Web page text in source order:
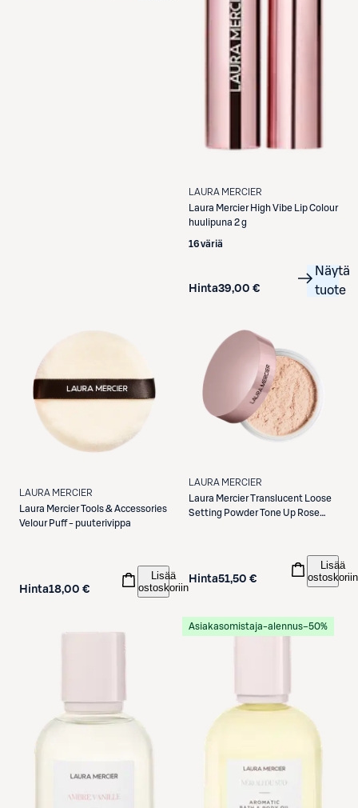
LAURA MERCIER
Laura Mercier High Vibe Lip Colour
huulipuna 2 g
16 väriä
Hinta39,00 €
Näytä
tuote
LAURA MERCIER
Laura MercierTools & Accessories
Velour Puff - puuterivippa
Hinta18,00 €
Lisää
ostoskoriin
LAURA MERCIER
Laura MercierTranslucent Loose
Setting Powder Tone Up Rose
Hinta51,50 €
Lisää
ostoskoriin
Asiakasomistaja-alennus−50%